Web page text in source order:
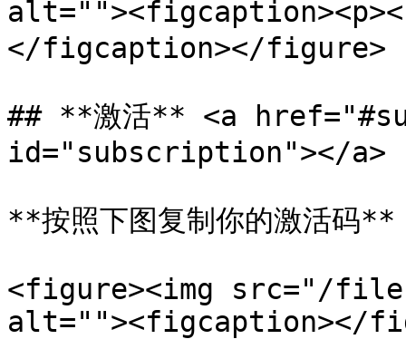
</figcaption></figure>
## **激活** <a
id="subscription"></a>
**按照下图复制你的激活码**
<figure><img src="/files/
alt=""><figcaption></